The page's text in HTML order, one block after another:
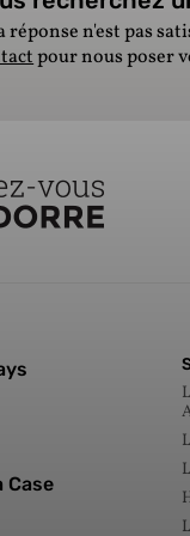
réponse n'est pas
pour nous poser
Case